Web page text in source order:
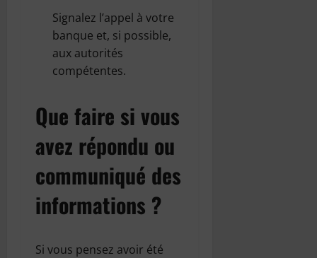
Signalez l’appel à votre
banque et, si possible,
aux autorités
compétentes.
Que faire si vous
avez répondu ou
communiqué des
informations ?
Si vous pensez avoir été